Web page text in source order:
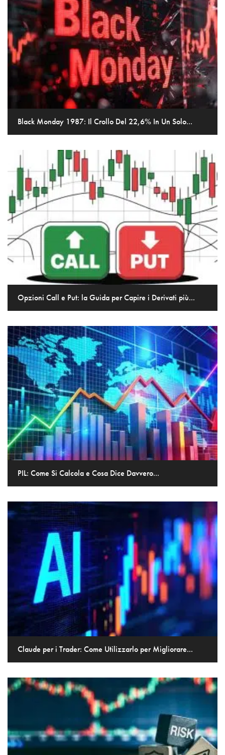
Black Monday 1987: Il Crollo Del 22,6% In Un Solo...
Opzioni Call e Put: la Guida per Capire i Derivati più...
PIL: Come Si Calcola e Cosa Dice Davvero...
Claude per i Trader: Come Utilizzarlo per Migliorare...